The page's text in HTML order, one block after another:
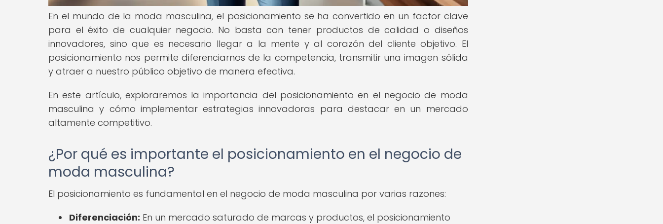
En el mundo de la moda masculina, el posicionamiento se ha convertido en un factor clave
para el éxito de cualquier negocio. No basta con tener productos de calidad o diseños
innovadores, sino que es necesario llegar a la mente y al corazón del cliente objetivo. El
posicionamiento nos permite diferenciarnos de la competencia, transmitir una imagen sólida
y atraer a nuestro público objetivo de manera efectiva.
En este artículo, exploraremos la importancia del posicionamiento en el negocio de moda
masculina y cómo implementar estrategias innovadoras para destacar en un mercado
altamente competitivo.
¿Por qué es importante el posicionamiento en el negocio de
moda masculina?
El posicionamiento es fundamental en el negocio de moda masculina por varias razones:
Diferenciación: En un mercado saturado de marcas y productos, el posicionamiento